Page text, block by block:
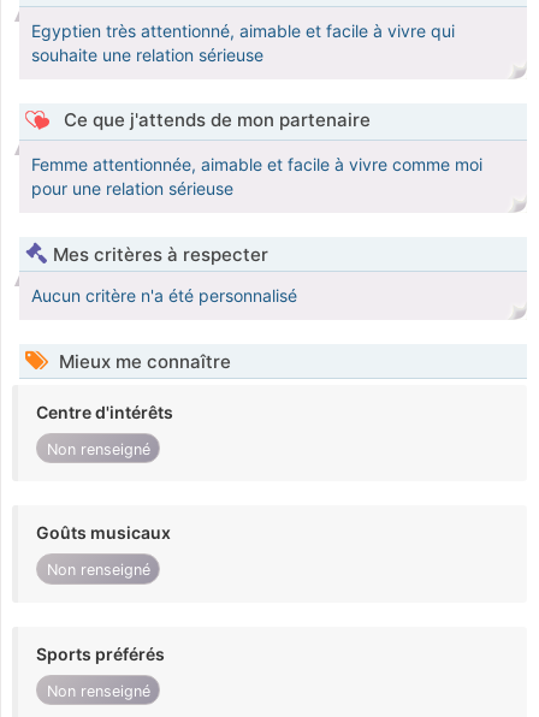
Egyptien très attentionné, aimable et facile à vivre qui
souhaite une relation sérieuse
Ce que j'attends de mon partenaire
Femme attentionnée, aimable et facile à vivre comme moi
pour une relation sérieuse
Mes critères à respecter
Aucun critère n'a été personnalisé
Mieux me connaître
Centre d'intérêts
Non renseigné
Goûts musicaux
Non renseigné
Sports préférés
Non renseigné